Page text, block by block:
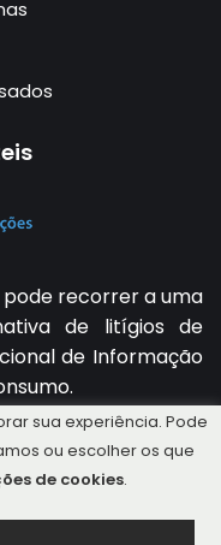
pode recorrer a uma
de litígios de
de Informação
.
do Consumidor.
sua experiência. Pode
ou escolher os que
de cookies.